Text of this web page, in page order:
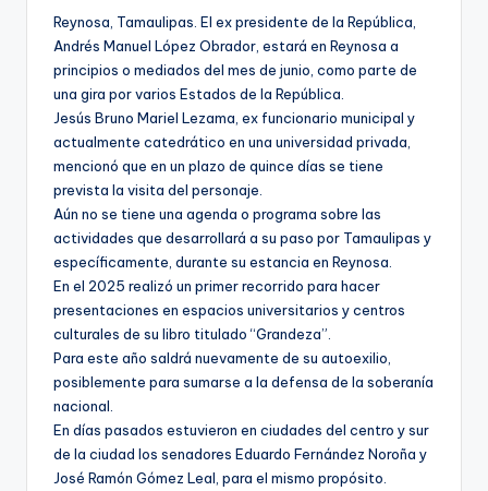
Reynosa, Tamaulipas. El ex presidente de la República,
Andrés Manuel López Obrador, estará en Reynosa a
principios o mediados del mes de junio, como parte de
una gira por varios Estados de la República.
Jesús Bruno Mariel Lezama, ex funcionario municipal y
actualmente catedrático en una universidad privada,
mencionó que en un plazo de quince días se tiene
prevista la visita del personaje.
Aún no se tiene una agenda o programa sobre las
actividades que desarrollará a su paso por Tamaulipas y
específicamente, durante su estancia en Reynosa.
En el 2025 realizó un primer recorrido para hacer
presentaciones en espacios universitarios y centros
culturales de su libro titulado “Grandeza”.
Para este año saldrá nuevamente de su autoexilio,
posiblemente para sumarse a la defensa de la soberanía
nacional.
En días pasados estuvieron en ciudades del centro y sur
de la ciudad los senadores Eduardo Fernández Noroña y
José Ramón Gómez Leal, para el mismo propósito.